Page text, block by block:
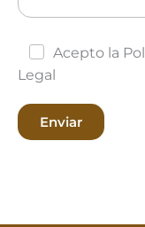
Acepto la
Legal
Enviar